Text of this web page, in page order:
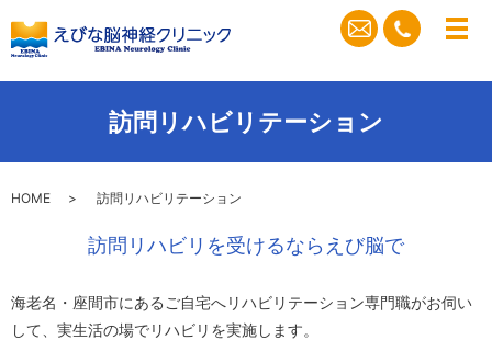
メ
訪問リハビリテーション
HOME 訪問リハビリテーション
訪問リハビリを受けるならえび脳で
海老名・座間市にあるご自宅へリハビリテーション専門職がお伺い
して、実生活の場でリハビリを実施します。